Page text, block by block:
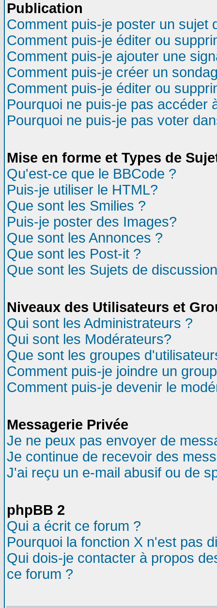
Publication
Comment puis-je poster un sujet
Comment puis-je éditer ou
Comment puis-je ajouter une
Comment puis-je créer un
Comment puis-je éditer ou
Pourquoi ne puis-je pas accéder
Pourquoi ne puis-je pas voter
Mise en forme et Types de
Qu'est-ce que le BBCode ?
Puis-je utiliser le HTML?
Que sont les Smilies ?
Puis-je poster des Images?
Que sont les Annonces ?
Que sont les Post-it ?
Que sont les Sujets de
Niveaux des Utilisateurs et
Qui sont les Administrateurs ?
Qui sont les Modérateurs?
Que sont les groupes
Comment puis-je joindre un
Comment puis-je devenir le
Messagerie Privée
Je ne peux pas envoyer de
Je continue de recevoir des
J'ai reçu un e-mail abusif ou de
phpBB 2
Qui a écrit ce forum ?
Pourquoi la fonction X n'est pas
Qui dois-je contacter à propos
ce forum ?